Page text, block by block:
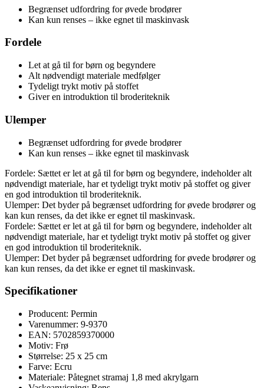
Begrænset udfordring for øvede brodører
Kan kun renses – ikke egnet til maskinvask
Fordele
Let at gå til for børn og begyndere
Alt nødvendigt materiale medfølger
Tydeligt trykt motiv på stoffet
Giver en introduktion til broderiteknik
Ulemper
Begrænset udfordring for øvede brodører
Kan kun renses – ikke egnet til maskinvask
Fordele: Sættet er let at gå til for børn og begyndere, indeholder alt
nødvendigt materiale, har et tydeligt trykt motiv på stoffet og giver
en god introduktion til broderiteknik.
Ulemper: Det byder på begrænset udfordring for øvede brodører og
kan kun renses, da det ikke er egnet til maskinvask.
Fordele: Sættet er let at gå til for børn og begyndere, indeholder alt
nødvendigt materiale, har et tydeligt trykt motiv på stoffet og giver
en god introduktion til broderiteknik.
Ulemper: Det byder på begrænset udfordring for øvede brodører og
kan kun renses, da det ikke er egnet til maskinvask.
Specifikationer
Producent: Permin
Varenummer: 9-9370
EAN: 5702859370000
Motiv: Frø
Størrelse: 25 x 25 cm
Farve: Ecru
Materiale: Påtegnet stramaj 1,8 med akrylgarn